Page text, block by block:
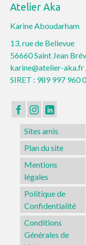
Atelier Aka
Karine Aboudarham
13, rue de Bellevue
56660 Saint Jean
karine@atelier-aka.fr
SIRET : 989 997 960
Sites amis
Plan du site
Mentions
légales
Politique de
Confidentialité
Conditions
Générales de